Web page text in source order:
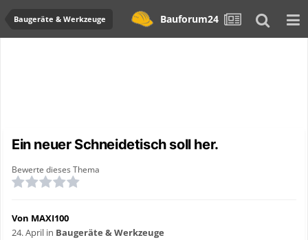
Baugeräte & Werkzeuge Bauforum24
Ein neuer Schneidetisch soll her.
Bewerte dieses Thema
Von MAXI100
24. April in Baugeräte & Werkzeuge